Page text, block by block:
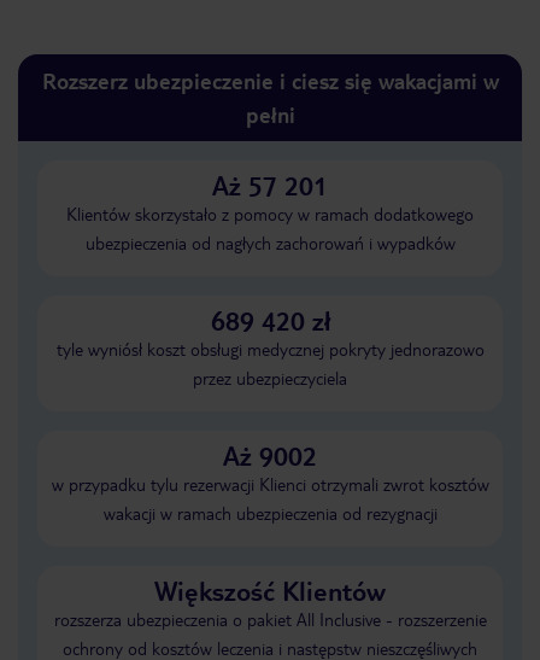
Rozszerz ubezpieczenie i ciesz się wakacjami w
pełni
Aż 57 201
Klientów skorzystało z pomocy w ramach dodatkowego
ubezpieczenia od nagłych zachorowań i wypadków
689 420 zł
tyle wyniósł koszt obsługi medycznej pokryty jednorazowo
przez ubezpieczyciela
Aż 9002
w przypadku tylu rezerwacji Klienci otrzymali zwrot kosztów
wakacji w ramach ubezpieczenia od rezygnacji
Większość Klientów
rozszerza ubezpieczenia o pakiet All Inclusive - rozszerzenie
ochrony od kosztów leczenia i następstw nieszczęśliwych